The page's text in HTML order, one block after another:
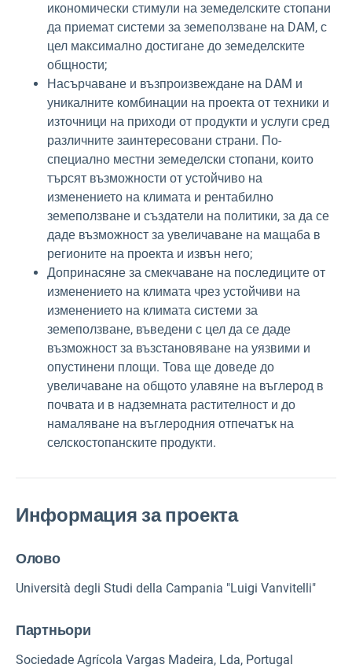
икономически стимули на земеделските стопани
да приемат системи за земеползване на DAM, с
цел максимално достигане до земеделските
общности;
Насърчаване и възпроизвеждане на DAM и
уникалните комбинации на проекта от техники и
източници на приходи от продукти и услуги сред
различните заинтересовани страни. По-
специално местни земеделски стопани, които
търсят възможности от устойчиво на
изменението на климата и рентабилно
земеползване и създатели на политики, за да се
даде възможност за увеличаване на мащаба в
регионите на проекта и извън него;
Допринасяне за смекчаване на последиците от
изменението на климата чрез устойчиви на
изменението на климата системи за
земеползване, въведени с цел да се даде
възможност за възстановяване на уязвими и
опустинени площи. Това ще доведе до
увеличаване на общото улавяне на въглерод в
почвата и в надземната растителност и до
намаляване на въглеродния отпечатък на
селскостопанските продукти.
Информация за проекта
Олово
Università degli Studi della Campania "Luigi Vanvitelli"
Партньори
Sociedade Agrícola Vargas Madeira, Lda, Portugal